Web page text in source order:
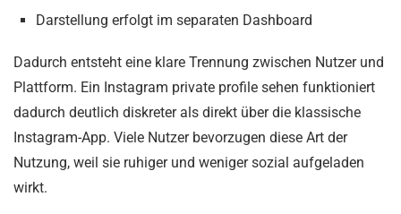
Darstellung erfolgt im separaten Dashboard
Dadurch entsteht eine klare Trennung zwischen Nutzer und
Plattform. Ein Instagram private profile sehen funktioniert
dadurch deutlich diskreter als direkt über die klassische
Instagram-App. Viele Nutzer bevorzugen diese Art der
Nutzung, weil sie ruhiger und weniger sozial aufgeladen
wirkt.